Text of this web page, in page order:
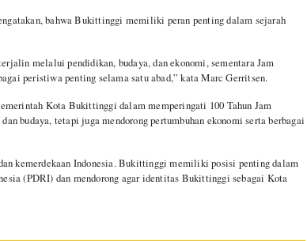
bahwa Bukittinggi memiliki peran penting dalam sejarah
melalui pendidikan, budaya, dan ekonomi, sementara Jam
peristiwa penting selama satu abad,” kata Marc Gerritsen.
Kota Bukittinggi dalam memperingati 100 Tahun Jam
budaya, tetapi juga mendorong pertumbuhan ekonomi serta berbagai
kemerdekaan Indonesia. Bukittinggi memiliki posisi penting dalam
(PDRI) dan mendorong agar identitas Bukittinggi sebagai Kota